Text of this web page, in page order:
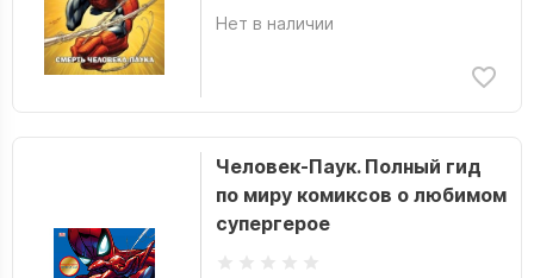
Нет в наличии
Человек-Паук. Полный гид
по миру комиксов о любимом
супергерое